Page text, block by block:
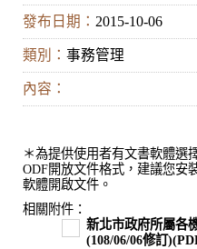
發布日期： 2015-10-06
類別： 事務管理
內容：
＊為提供使用者有文書軟體選
ODF開放文件格式，建議您安
軟體開啟文件。
相關附件：
新北市政府所屬各
(108/06/06修訂